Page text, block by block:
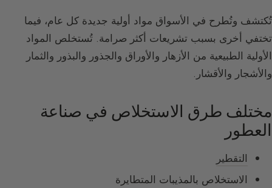
تُكتشف وتُطرح في الأسواق مواد أولية جديدة كل عام، فيما
تختفي أخرى بسبب تشريعات أكثر صرامة. تُستخلص المواد
الأولية الطبيعية من الأزهار والأوراق والجذور والبذور والثمار
والأشجار والأقشار.
مختلف طرق الاستخلاص في صناعة
العطور
التقطير
الاستخلاص بالمذيبات المتطايرة